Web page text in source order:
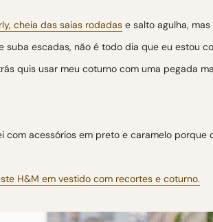
cheia das saias rodadas e salto agulha,
escadas, não é todo dia que eu estou
quis usar meu coturno com uma pegada
acessórios em preto e caramelo porque